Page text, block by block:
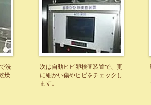
洗
燥
次は自動ヒビ卵検査装置で、更
に細かい傷やヒビをチェックし
ます。